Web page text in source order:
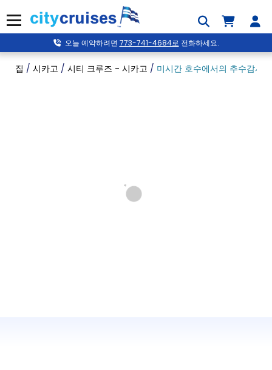
건
메뉴
오늘 예약하려면 773-741-4684로 전화하세요.
집 / 시카고 / 시티 크루즈 - 시카고 / 미시간 호수에서의 추수감사